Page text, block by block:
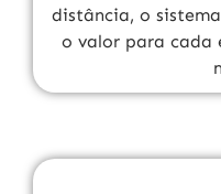
distância, o
o valor para cada